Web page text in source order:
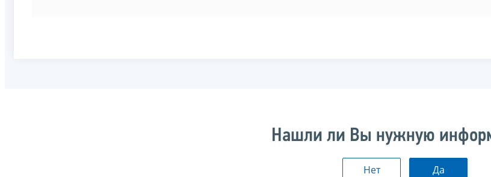
Нашли ли Вы нужную
Нет Да